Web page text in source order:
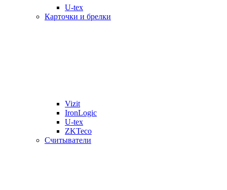
U-tex
Карточки и брелки
Vizit
IronLogic
U-tex
ZKTeco
Считыватели